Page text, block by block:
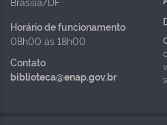
Horário de funcionamento
08h00 às 18h00
Contato
biblioteca@enap.gov.br